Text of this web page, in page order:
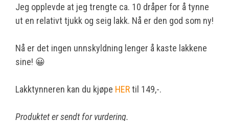
Jeg opplevde at jeg trengte ca. 10 dråper for å tynne
ut en relativt tjukk og seig lakk. Nå er den god som ny!
Nå er det ingen unnskyldning lenger å kaste lakkene
sine! 😀
Lakktynneren kan du kjøpe HERtil 149,-.
Produktet er sendt for vurdering.